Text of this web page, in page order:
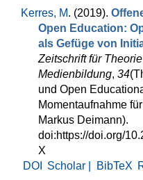
Kerres, M. (2019).
Open Education:
als Gefüge von
Zeitschrift für
Medienbildung, 34
und Open
Momentaufnahme
Markus Deimann).
doi:https://doi.org/
X
DOI
Scholar | BibTeX